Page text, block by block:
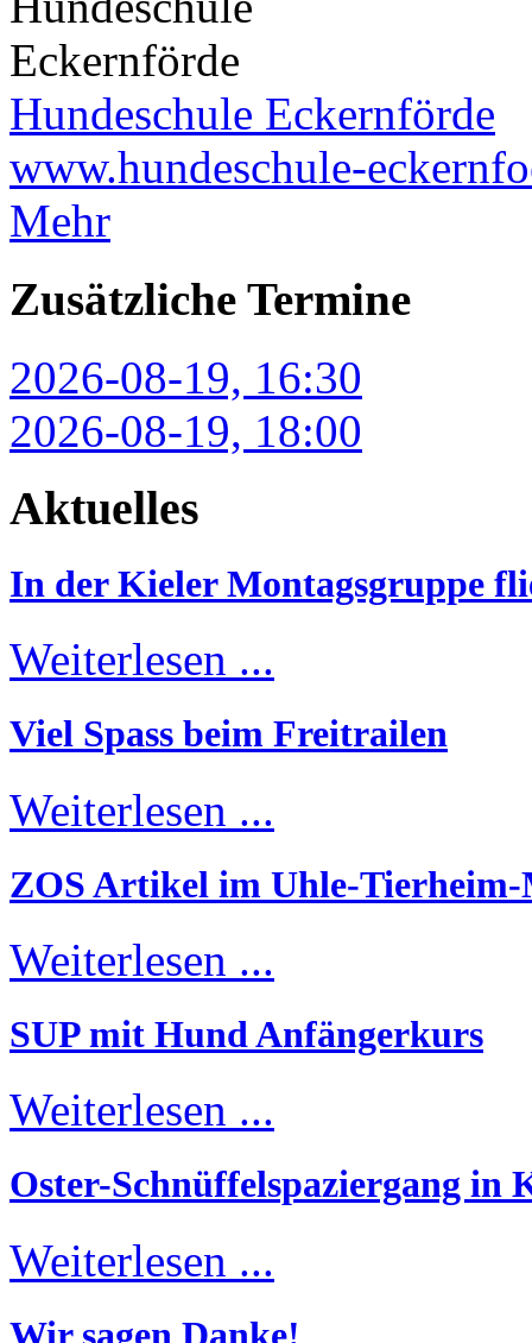
Hundeschule Eckernförde
www.hundeschule-
Mehr
Zusätzliche Termine
2026-08-19, 16:30
2026-08-19, 18:00
Aktuelles
In der Kieler Montagsgruppe
Weiterlesen ...
Viel Spass beim Freitrailen
Weiterlesen ...
ZOS Artikel im Uhle-Tierheim-
Weiterlesen ...
SUP mit Hund Anfängerkurs
Weiterlesen ...
Oster-Schnüffelspaziergang in
Weiterlesen ...
Wir sagen Danke!